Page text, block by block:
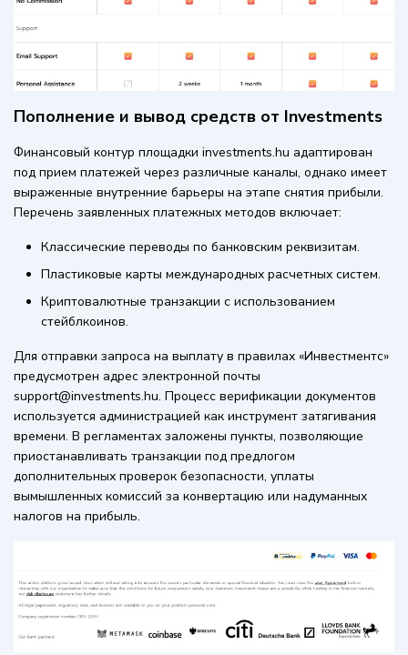
Пополнение и вывод средств от Investments
Финансовый контур площадки investments.hu адаптирован
под прием платежей через различные каналы, однако имеет
выраженные внутренние барьеры на этапе снятия прибыли.
Перечень заявленных платежных методов включает:
Классические переводы по банковским реквизитам.
Пластиковые карты международных расчетных систем.
Криптовалютные транзакции с использованием
стейблкоинов.
Для отправки запроса на выплату в правилах «Инвестментс»
предусмотрен адрес электронной почты
support@investments.hu. Процесс верификации документов
используется администрацией как инструмент затягивания
времени. В регламентах заложены пункты, позволяющие
приостанавливать транзакции под предлогом
дополнительных проверок безопасности, уплаты
вымышленных комиссий за конвертацию или надуманных
налогов на прибыль.